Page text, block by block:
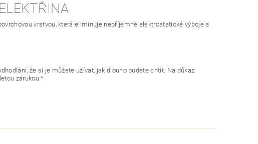
vrstvou, která eliminuje nepříjemné elektrostatické výboje a
že si je můžete užívat, jak dlouho budete chtít. Na důkaz
zárukou.*